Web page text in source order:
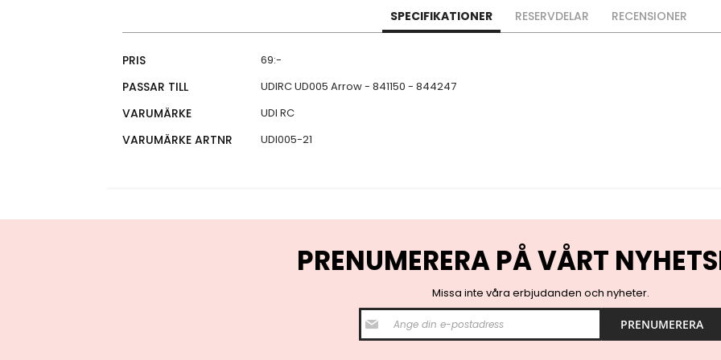
SPECIFIKATIONER
Specifikationer
PRIS 69:-
PASSAR TILL UDIRC UD005 Arrow - 841150 - 844247
VARUMÄRKE UDI RC
VARUMÄRKE ARTNR UDI005-21
RESERVDELAR RECENSIONER
PRENUMERERA PÅ VÅRT
Missa inte våra erbjudanden och nyheter.
S
i
g
PRENUMERERA